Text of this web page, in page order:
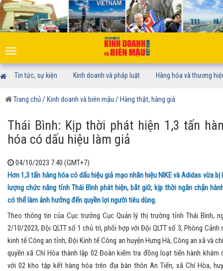
Toggle
navigation
Tin tức, sự kiện Kinh doanh và pháp luật Hàng hóa và thương
Trang chủ/ Kinh doanh và biên mậu / Hàng thật, hàng giả
Thái Bình: Kịp thời phát hiện 1,3 tấn
hóa có dấu hiệu làm giả
04/10/2023 7:40 (GMT+7)
Hơn 1,3 tấn hàng hóa có dấu hiệu giả mạo nhãn hiệu NIKE và Adidas vừa bị
lượng chức năng tỉnh Thái Bình phát hiện, bắt giữ, kịp thời ngăn chặn
có thể làm ảnh hưởng đến quyền lợi người tiêu dùng.
Theo thông tin của Cục trưởng Cục Quản lý thị trường tỉnh Thái Bình,
2/10/2023, Đội QLTT số 1 chủ trì, phối hợp với Đội QLTT số 3, Phòng Cảnh
kinh tế Công an tỉnh, Đội Kinh tế Công an huyện Hưng Hà, Công an xã và
quyền xã Chí Hòa thành lập 02 Đoàn kiểm tra đồng loạt tiến hành khám
với 02 kho tập kết hàng hóa trên địa bàn thôn An Tiến, xã Chí Hòa,